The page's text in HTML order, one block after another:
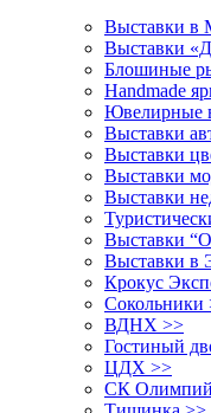
Выставки в
Выставки
Блошиные
Handmade
Ювелирные
Выставки
Выставки
Выставки
Выставки
Выставки
Выставки в
Крокус
Сокольники
ВДНХ >>
Гостиный
ЦДХ >>
СК